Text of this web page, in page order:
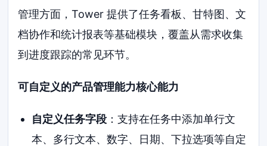
管理方面，Tower 提供了任务看板、甘特图、文
档协作和统计报表等基础模块，覆盖从需求收集
到进度跟踪的常见环节。
可自定义的产品管理能力核心能力
自定义任务字段：支持在任务中添加单行文
本、多行文本、数字、日期、下拉选项等自定